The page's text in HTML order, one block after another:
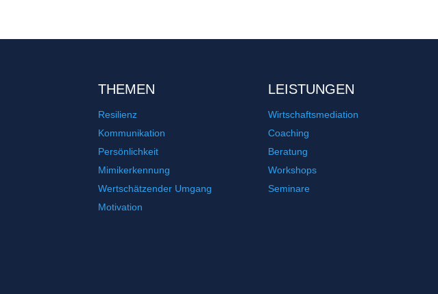
THEMEN
Resilienz
Kommunikation
Persönlichkeit
Mimikerkennung
Wertschätzender Umgang
Motivation
LEISTUNGEN
Wirtschaftsmediation
Coaching
Beratung
Workshops
Seminare